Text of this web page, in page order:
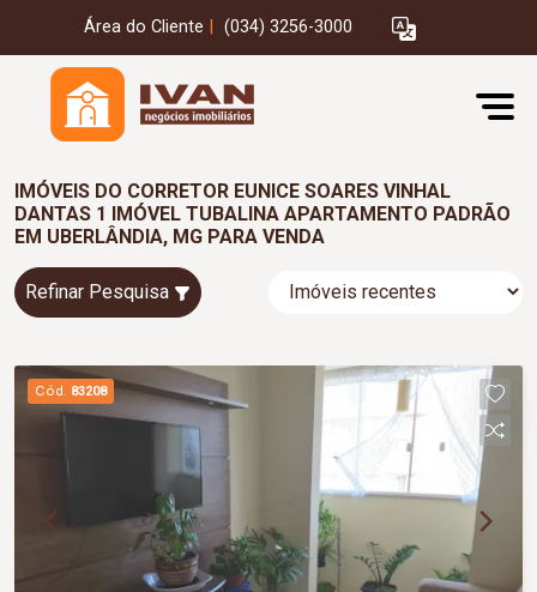
Área do Cliente (034) 3256-3000
IMÓVEIS DO CORRETOR EUNICE SOARES VINHAL
DANTAS 1 IMÓVEL TUBALINA APARTAMENTO PADRÃO
EM UBERLÂNDIA, MG PARA VENDA
Refinar Pesquisa
Cód. 83208